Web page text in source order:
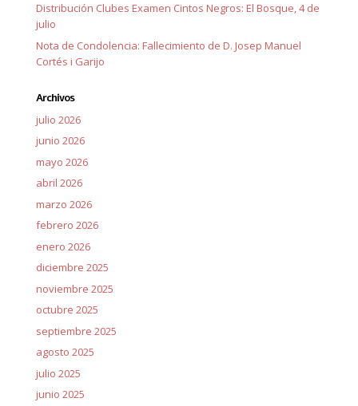
Distribución Clubes Examen Cintos Negros: El Bosque, 4 de
julio
Nota de Condolencia: Fallecimiento de D. Josep Manuel
Cortés i Garijo
Archivos
julio 2026
junio 2026
mayo 2026
abril 2026
marzo 2026
febrero 2026
enero 2026
diciembre 2025
noviembre 2025
octubre 2025
septiembre 2025
agosto 2025
julio 2025
junio 2025